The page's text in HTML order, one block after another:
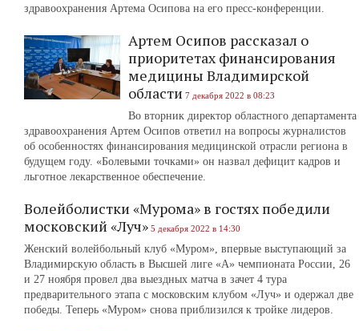
здравоохранения Артема Осипова на его пресс-конференции.
Артем Осипов рассказал о
приоритетах финансирования
медицины Владимирской
области 7 декабря 2022 в 08:23
Во вторник директор областного департамента
здравоохранения Артем Осипов ответил на вопросы журналистов
об особенностях финансирования медицинской отрасли региона в
будущем году. «Болевыми точками» он назвал дефицит кадров и
льготное лекарственное обеспечение.
Волейболистки «Мурома» в гостях победили
московский «Луч» 5 декабря 2022 в 14:30
Женский волейбольный клуб «Муром», впервые выступающий за
Владимирскую область в Высшей лиге «А» чемпионата России, 26
и 27 ноября провел два выездных матча в зачет 4 тура
предварительного этапа с московским клубом «Луч» и одержал две
победы. Теперь «Муром» снова приблизился к тройке лидеров.